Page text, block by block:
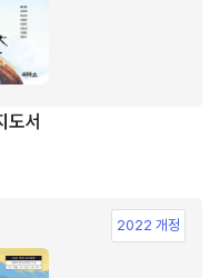
도서
2022 개정